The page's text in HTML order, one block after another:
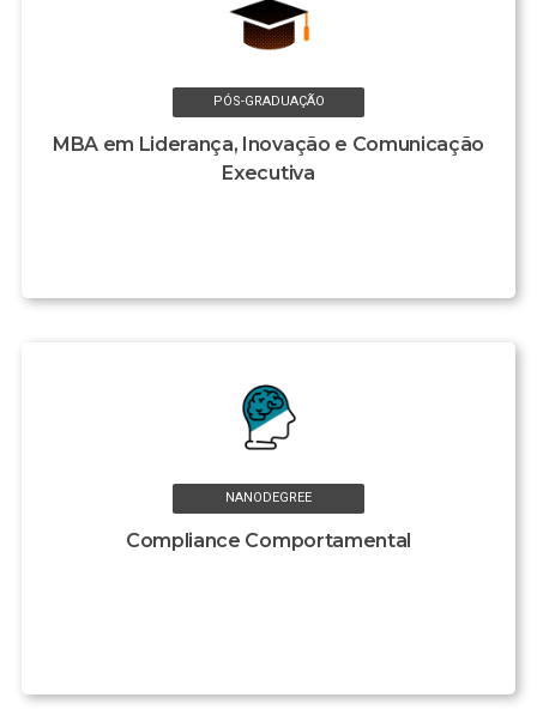
PÓS-GRADUAÇÃO
MBA em Liderança, Inovação e Comunicação
Executiva
NANODEGREE
Compliance Comportamental